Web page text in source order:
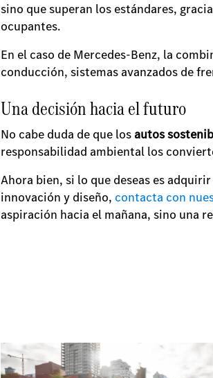
sino que superan los estándares,
ocupantes.
En el caso de Mercedes-Benz, la
conducción, sistemas avanzados de
Una decisión hacia el futuro
No cabe duda de que los autos
responsabilidad ambiental los
Ahora bien, si lo que deseas es
innovación y diseño, contacta con
aspiración hacia el mañana, sino una